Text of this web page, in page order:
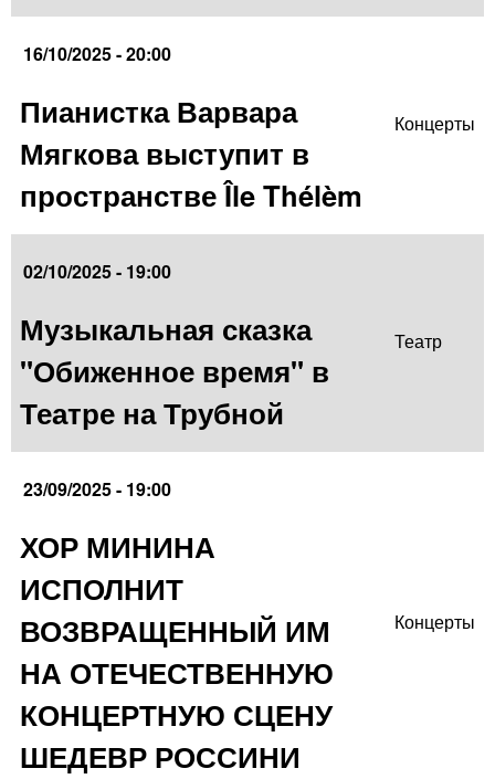
16/10/2025 - 20:00
Пианистка Варвара
Мягкова выступит в
пространстве Île Thélèm
Концерты
02/10/2025 - 19:00
Музыкальная сказка
"Обиженное время" в
Театре на Трубной
Театр
23/09/2025 - 19:00
ХОР МИНИНА
ИСПОЛНИТ
ВОЗВРАЩЕННЫЙ ИМ
НА ОТЕЧЕСТВЕННУЮ
КОНЦЕРТНУЮ СЦЕНУ
ШЕДЕВР РОССИНИ
Концерты